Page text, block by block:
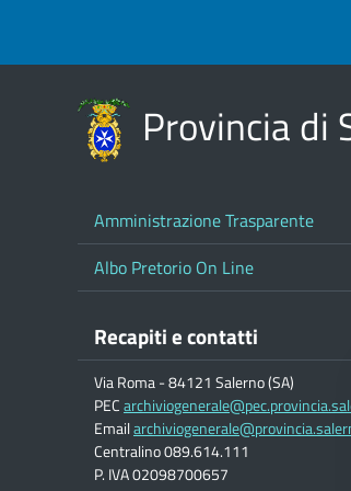
Provincia di
Amministrazione Trasparente
Albo Pretorio On Line
Recapiti e contatti
Via Roma - 84121 Salerno (SA)
PEC
Email
Centralino 089.614.111
P. IVA 02098700657